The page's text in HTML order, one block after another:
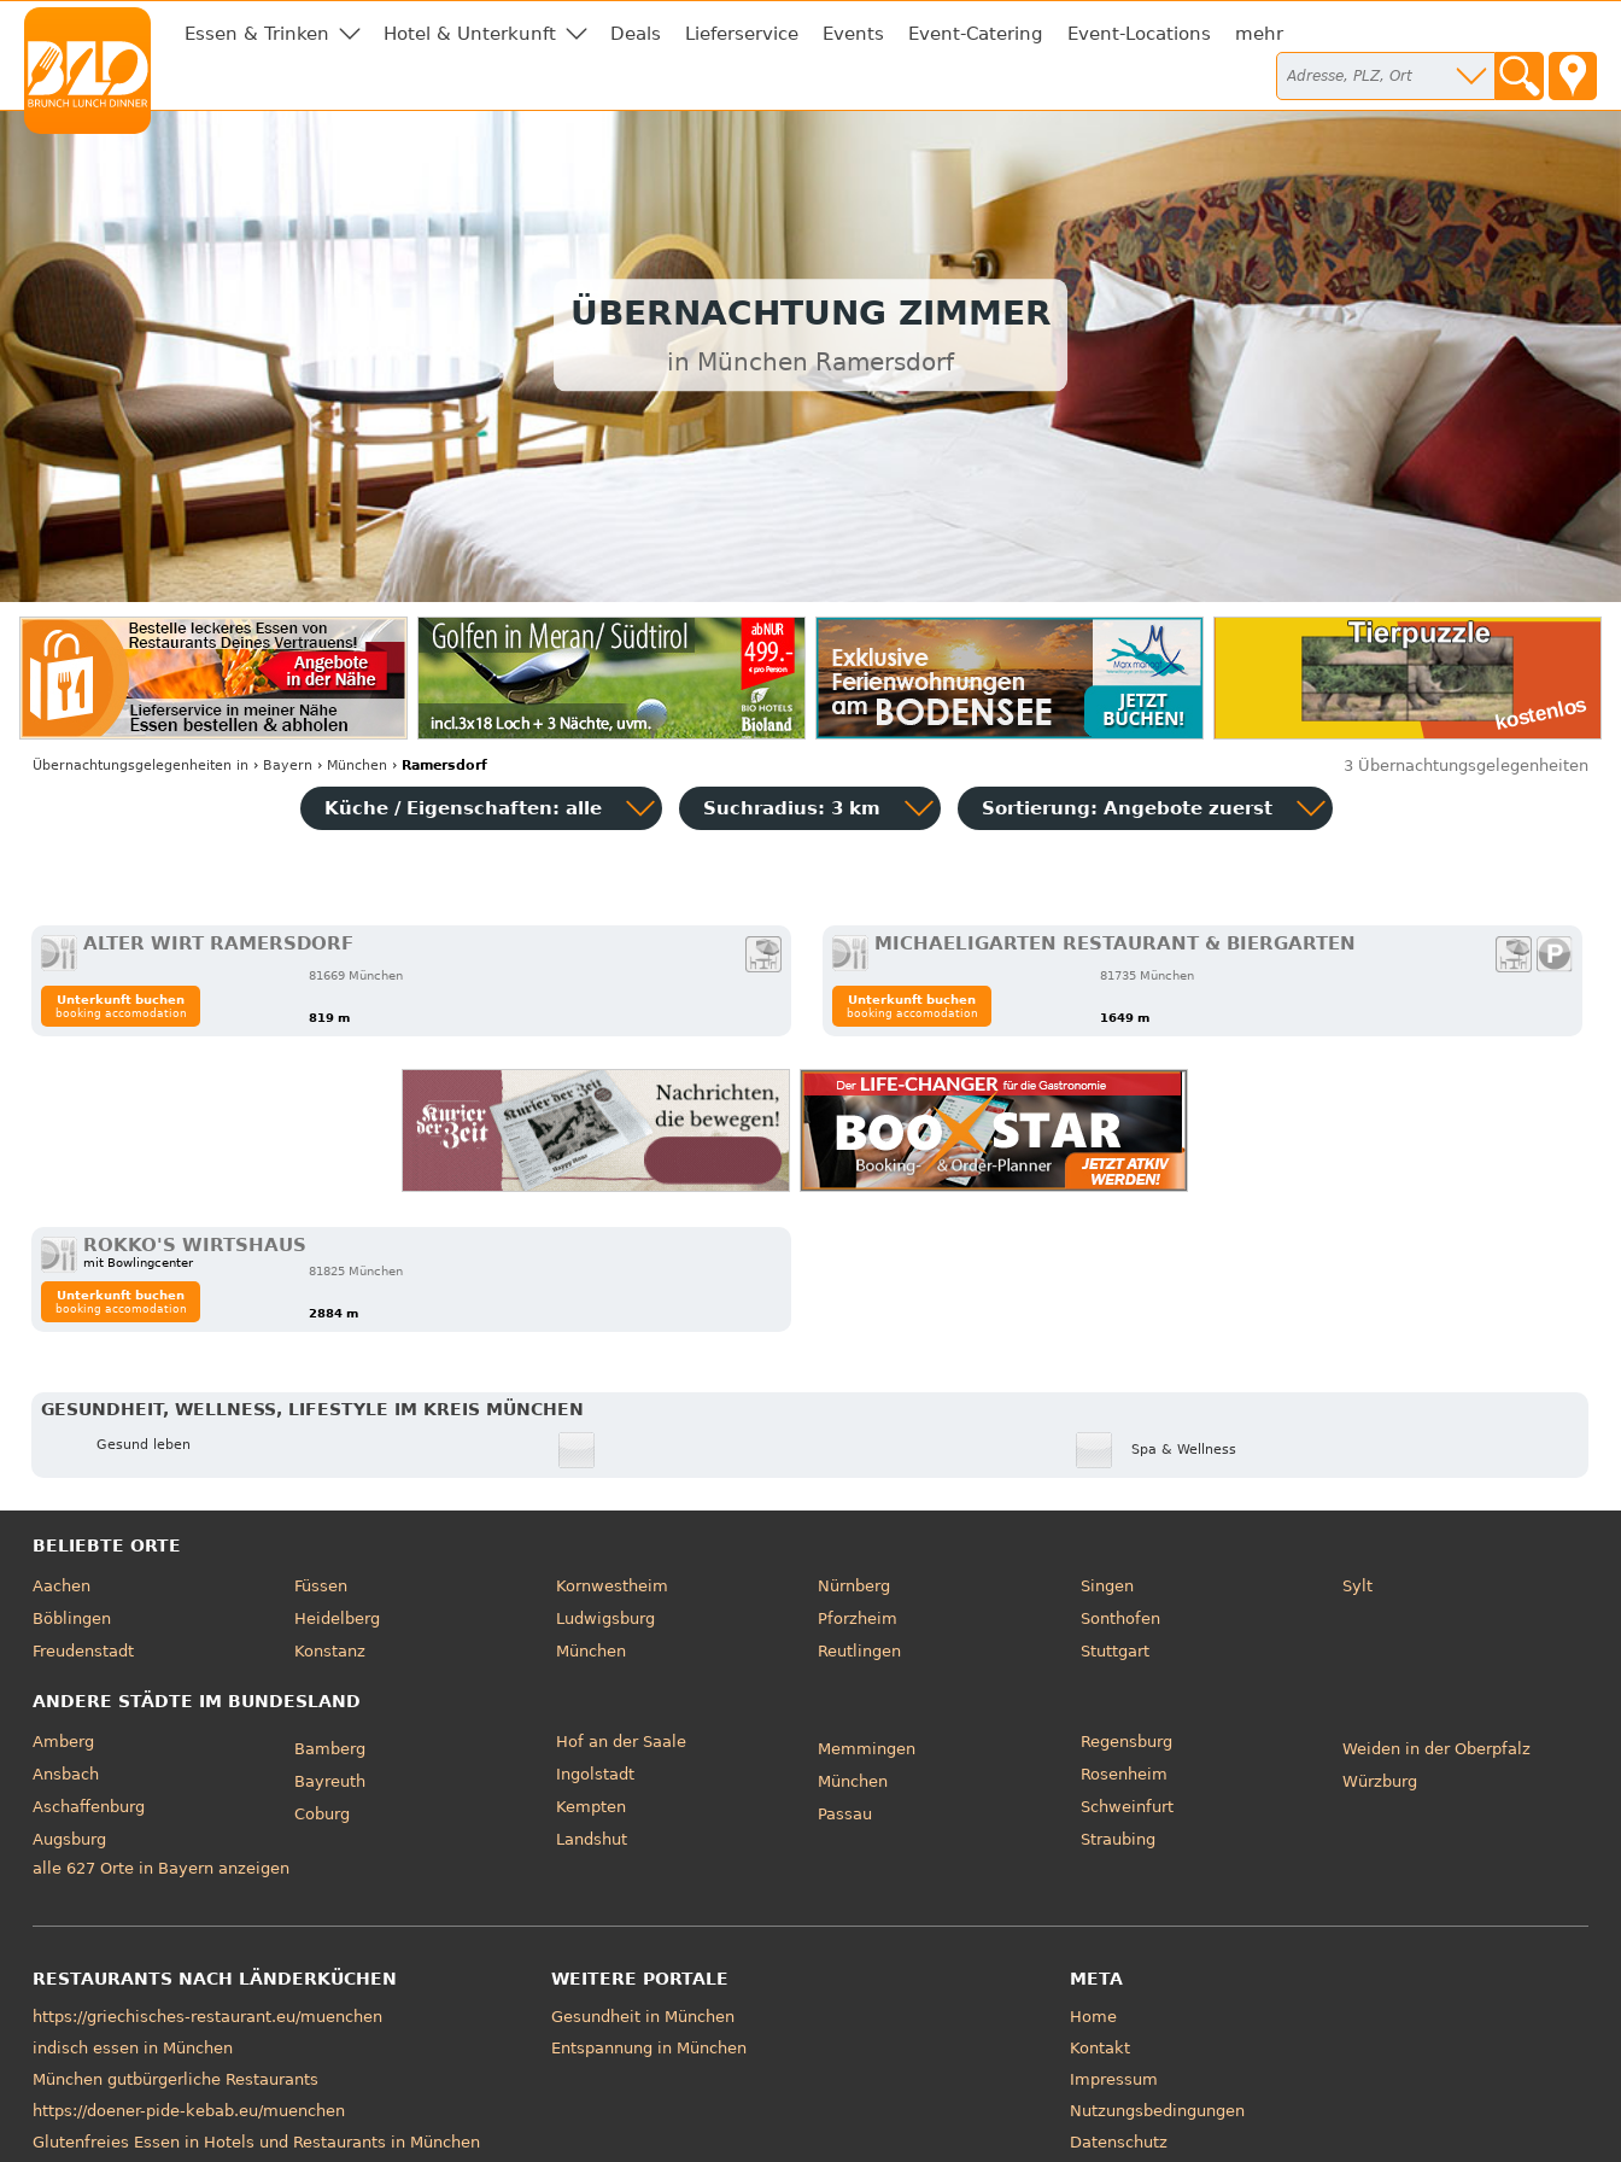
Essen & Trinken Hotel & Unterkunft Deals Lieferservice Events Event-Catering Event-Locations mehr
ÜBERNACHTUNG ZIMMER
in München Ramersdorf
Übernachtungsgelegenheiten in › Bayern › München › Ramersdorf 3 Übernachtungsgelegenheiten
Küche / Eigenschaften: alle Suchradius: 3 km Sortierung: Angebote zuerst
ALTER WIRT RAMERSDORF
81669 München
819 m
Unterkunft buchen
booking accomodation
MICHAELIGARTEN RESTAURANT & BIERGARTEN
81735 München
1649 m
Unterkunft buchen
booking accomodation
ROKKO'S WIRTSHAUS
mit Bowlingcenter
81825 München
2884 m
Unterkunft buchen
booking accomodation
GESUNDHEIT, WELLNESS, LIFESTYLE IM KREIS MÜNCHEN
Gesund leben Spa & Wellness
BELIEBTE ORTE
Aachen
Böblingen
Freudenstadt
Füssen
Heidelberg
Konstanz
Kornwestheim
Ludwigsburg
München
Nürnberg
Pforzheim
Reutlingen
Singen
Sonthofen
Stuttgart
Sylt
ANDERE STÄDTE IM BUNDESLAND
Amberg
Ansbach
Aschaffenburg
Augsburg
Bamberg
Bayreuth
Coburg
Hof an der Saale
Ingolstadt
Kempten
Landshut
Memmingen
München
Passau
Regensburg
Rosenheim
Schweinfurt
Straubing
Weiden in der Oberpfalz
Würzburg
alle 627 Orte in Bayern anzeigen
RESTAURANTS NACH LÄNDERKÜCHEN
https://griechisches-restaurant.eu/muenchen
indisch essen in München
München gutbürgerliche Restaurants
https://doener-pide-kebab.eu/muenchen
Glutenfreies Essen in Hotels und Restaurants in München
WEITERE PORTALE
Gesundheit in München
Entspannung in München
META
Home
Kontakt
Impressum
Nutzungsbedingungen
Datenschutz